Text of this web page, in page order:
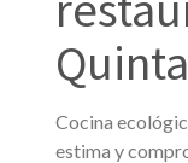
Cocina
estima y